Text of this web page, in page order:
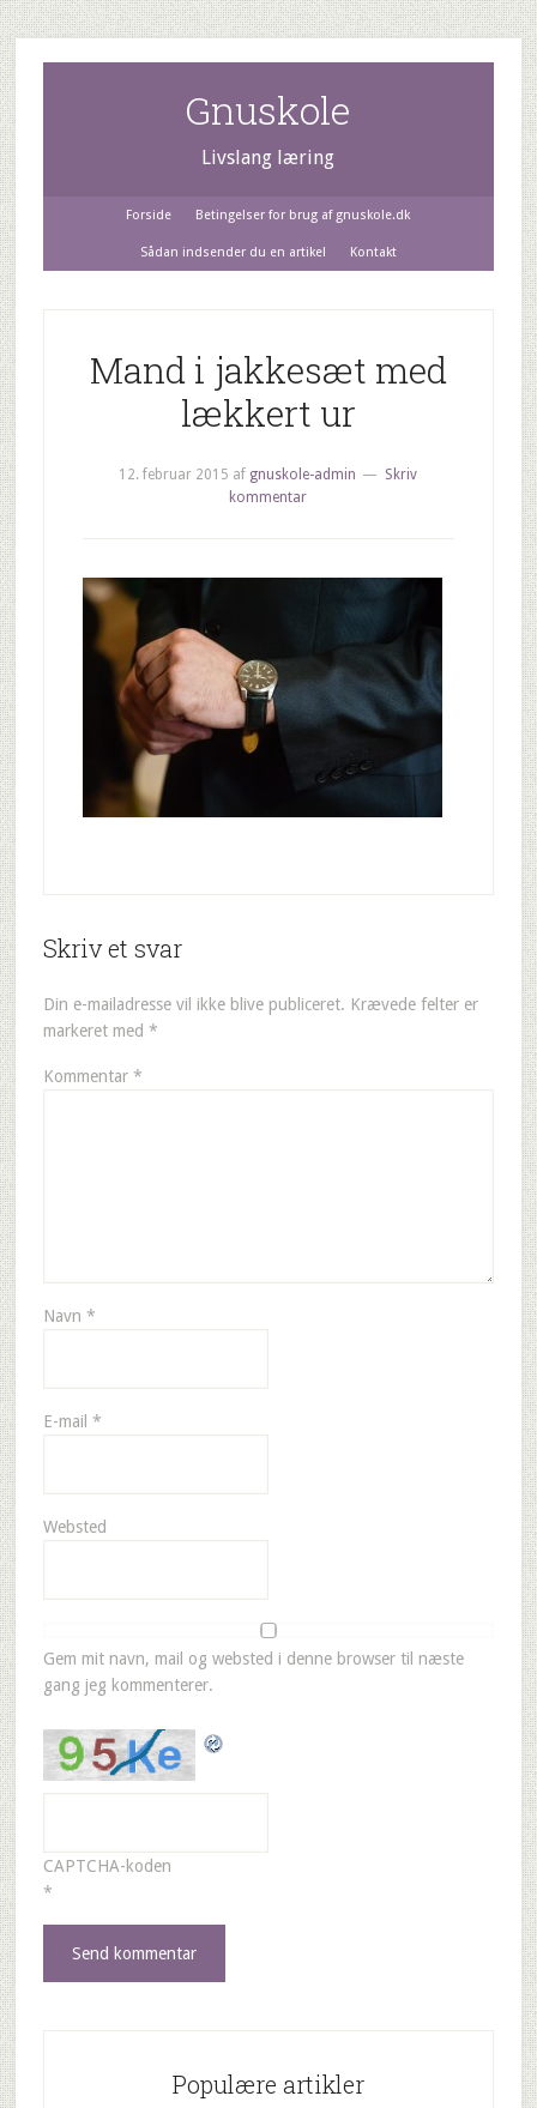
Gnuskole
Livslang læring
Forside Betingelser for brug af gnuskole.dk
Sådan indsender du en artikel Kontakt
Mand i jakkesæt med
lækkert ur
12. februar 2015 af gnuskole-admin
Skriv
kommentar
Skriv et svar
Din e-mailadresse vil ikke blive publiceret. Krævede felter er
markeret med *
Kommentar *
Navn *
E-mail *
Websted
Gem mit navn, mail og websted i denne browser til næste
gang jeg kommenterer.
CAPTCHA-koden
*
Populære artikler